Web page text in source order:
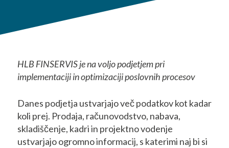
HLB FINSERVIS je na voljo podjetjem pri
implementaciji in optimizaciji poslovnih procesov
Danes podjetja ustvarjajo več podatkov kot kadar
koli prej. Prodaja, računovodstvo, nabava,
skladiščenje, kadri in projektno vodenje
ustvarjajo ogromno informacij, s katerimi naj bi si